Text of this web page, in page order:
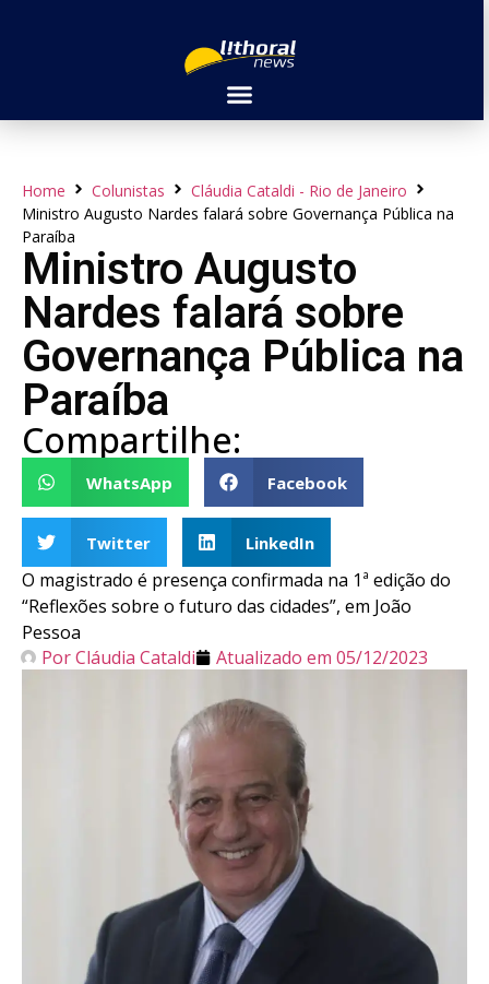
Home Colunistas
Cláudia Cataldi - Rio de Janeiro
Ministro Augusto Nardes falará sobre Governança Pública na
Paraíba
Ministro Augusto
Nardes falará sobre
Governança Pública na
Paraíba
Compartilhe:
WhatsApp Facebook
Twitter LinkedIn
O magistrado é presença confirmada na 1ª edição do
“Reflexões sobre o futuro das cidades”, em João
Pessoa
PorCláudia Cataldi Atualizado em 05/12/2023